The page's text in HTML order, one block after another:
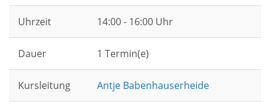
Uhrzeit 14:00 - 16:00 Uhr
Dauer 1 Termin(e)
Kursleitung Antje Babenhauserheide